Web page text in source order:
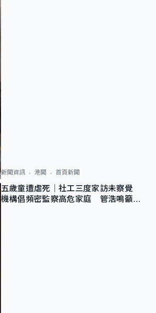
新聞資訊 港聞 首頁新聞
五歲童遭虐死｜社工三度家訪未察覺
機構倡頻密監察高危家庭 管浩鳴籲加